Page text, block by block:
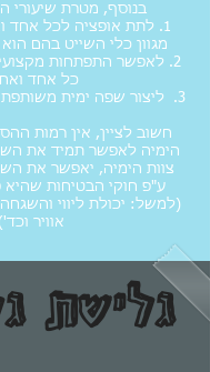
בנוסף, מטרת שיעורי
1. לתת אופציה לכל אחד
מגוון כלי השייט בהם
2. לאפשר התפתחות
כל אחד
3. ליצור שפה ימית משותפת לכלל המשתתפים.
חשוב לציין, אין רמות
הימיה לאפשר תמיד את
צוות הימיה, יאפשר את
ע"פ חוקי הבטיחות
(למשל: יכולת ליווי
אוויר
גלישת